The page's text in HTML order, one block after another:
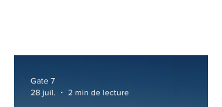
Gate 7
28 juil.
2 min de lecture